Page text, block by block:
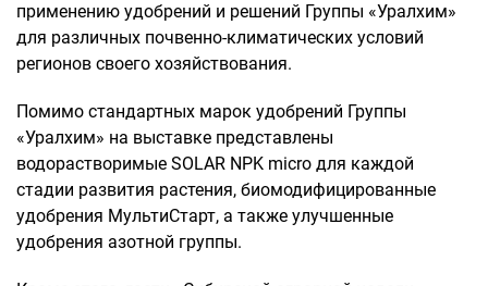
применению удобрений и решений Группы «Уралхим»
для различных почвенно-климатических условий
регионов своего хозяйствования.
Помимо стандартных марок удобрений Группы
«Уралхим» на выставке представлены
водорастворимые SOLAR NPK micro для каждой
стадии развития растения, биомодифицированные
удобрения МультиСтарт, а также улучшенные
удобрения азотной группы.